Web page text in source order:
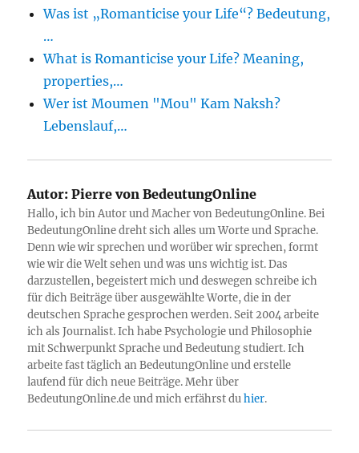
Was ist „Romanticise your Life“? Bedeutung,
…
What is Romanticise your Life? Meaning,
properties,…
Wer ist Moumen "Mou" Kam Naksh?
Lebenslauf,…
Autor: Pierre von BedeutungOnline
Hallo, ich bin Autor und Macher von BedeutungOnline. Bei
BedeutungOnline dreht sich alles um Worte und Sprache.
Denn wie wir sprechen und worüber wir sprechen, formt
wie wir die Welt sehen und was uns wichtig ist. Das
darzustellen, begeistert mich und deswegen schreibe ich
für dich Beiträge über ausgewählte Worte, die in der
deutschen Sprache gesprochen werden. Seit 2004 arbeite
ich als Journalist. Ich habe Psychologie und Philosophie
mit Schwerpunkt Sprache und Bedeutung studiert. Ich
arbeite fast täglich an BedeutungOnline und erstelle
laufend für dich neue Beiträge. Mehr über
BedeutungOnline.de und mich erfährst duhier.